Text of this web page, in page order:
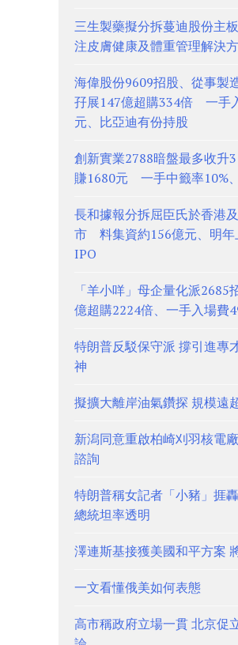
三生製藥擬分拆蔓迪股份主
注皮膚健康及體重管理解決
海偉股份9609招股、從事製
孖展147億超購334倍 一手
元、比亞迪有份持股
創新實業2788暗盤最多收升
賺1680元 一手中籤率10%
長和據報分拆屈臣氏於香港
市 料集資約156億元、明年
IPO
「羊小咩」母企量化派
億超購2224倍、一手入場費
特朗普反駁保守派 撐引進專
神
擬擴大離岸油氣鑽探 規模遠
新潟同意重啟柏崎刈羽核電
諮詢
特朗普稱女記者「小豬」捱
總統坦率透明
澤連斯基接獲美國和平方案
一文看懂俄美如何表態
高市稱政府立場一貫 北京促